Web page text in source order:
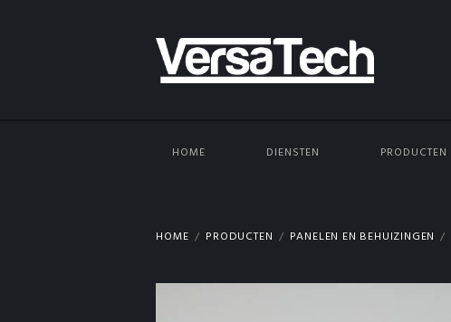
HOME DIENSTEN PRODUCTEN
HOME PRODUCTEN PANELEN EN BEHUIZINGEN